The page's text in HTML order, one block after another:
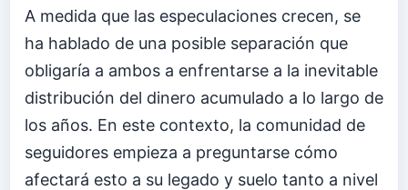
A medida que las especulaciones crecen, se
ha hablado de una posible separación que
obligaría a ambos a enfrentarse a la inevitable
distribución del dinero acumulado a lo largo de
los años. En este contexto, la comunidad de
seguidores empieza a preguntarse cómo
afectará esto a su legado y suelo tanto a nivel